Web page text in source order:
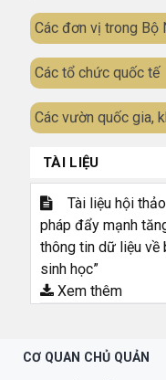
Các đơn vị trong Bộ
Các tổ chức quốc tế
Các vườn quốc gia,
TÀI LIỆU
Tài liệu hội
pháp đẩy mạnh
thông tin dữ liệu về
sinh học”
Xem thêm
CƠ QUAN CHỦ QUẢN